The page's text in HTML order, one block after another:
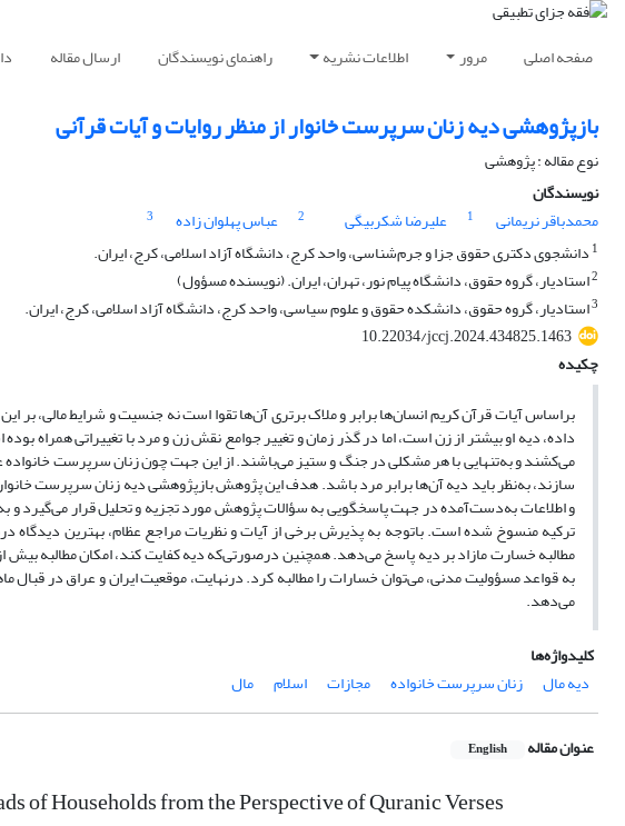
صفحه اصلی مرور اطلاعات نشریه راهنمای نویسندگان ارسال مقاله
بازپژوهشی دیه زنان سرپرست خانوار از منظر روایات و آیات قرآنی
نوع مقاله : پژوهشی
نویسندگان
محمدباقر نریمانی
1 علیرضا شکربیگی 2 عباس پهلوان زاده
3
1 دانشجوی دکتری حقوق جزا و جرم‌شناسی، واحد کرج، دانشگاه آزاد اسلامی، کرج، ایران.
2استادیار، گروه حقوق، دانشگاه پیام نور، تهران، ایران. (نویسنده مسؤول)
3استادیار، گروه حقوق، دانشکده حقوق و علوم سیاسی، واحد کرج، دانشگاه آزاد اسلامی، کرج، ایران.
10.22034/jccj.2024.434825.1463
چکیده
براساس آیات قرآن کریم انسان‌ها برابر و ملاک برتری آن‌ها تقوا است نه جنسیت و شرایط مالی، بر
داده، دیه او بیشتر از زن است، اما در گذر زمان و تغییر جوامع نقش زن و مرد با تغییراتی همراه
می‌کشند و به‌تنهایی با هر مشکلی در جنگ و ستیز می‌باشند. از این جهت چون زنان سرپرست
سازند، به‌نظر باید دیه آن‌ها برابر مرد باشد. هدف این پژوهش بازپژوهشی دیه زنان سرپرست
و اطلاعات به‌دست‌آمده در جهت پاسخگویی به سؤالات پژوهش مورد تجزیه و تحلیل قرار می‌گیرد و
ترکیه منسوخ شده است. باتوجه به پذیرش برخی از آیات و نظریات مراجع عظام، بهترین دیدگاه
مطالبه خسارت مازاد بر دیه پاسخ می‌دهد. همچنین درصورتی‌که دیه کفایت کند، امکان مطالبه
به قواعد مسؤولیت مدنی، می‌توان خسارات را مطالبه کرد. درنهایت، موقعیت ایران و عراق در قبال
می‌دهد.
کلیدواژه‌ها
دیه مال
زنان سرپرست خانواده مجازات اسلام مال
عنوان مقاله English
of Households from the Perspective of Quranic Verses